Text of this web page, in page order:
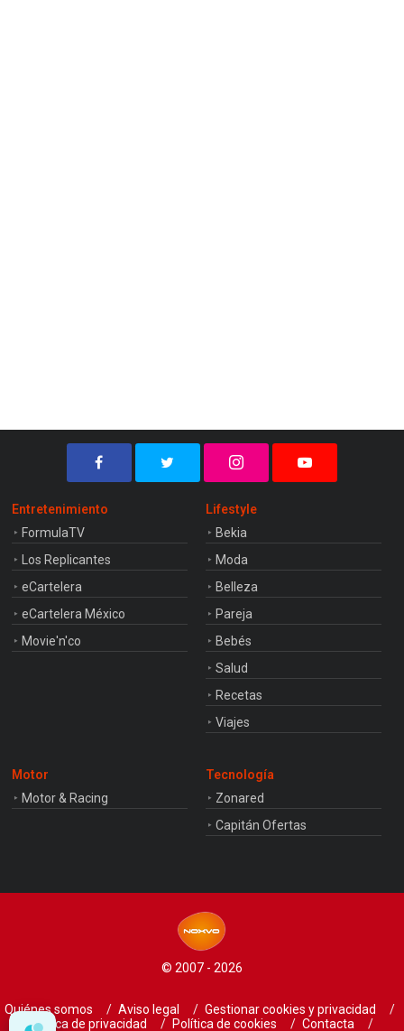
Entretenimiento
FormulaTV
Los Replicantes
eCartelera
eCartelera México
Movie'n'co
Lifestyle
Bekia
Moda
Belleza
Pareja
Bebés
Salud
Recetas
Viajes
Motor
Motor & Racing
Tecnología
Zonared
Capitán Ofertas
© 2007 - 2026
Quiénes somos Aviso legal
Gestionar cookies y privacidad
Política de privacidad
Política de cookies Contacta